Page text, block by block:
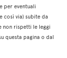
per eventuali
così via) subite da
non rispetti le leggi
questa pagina o dal